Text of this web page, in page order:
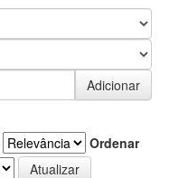
Ordenar